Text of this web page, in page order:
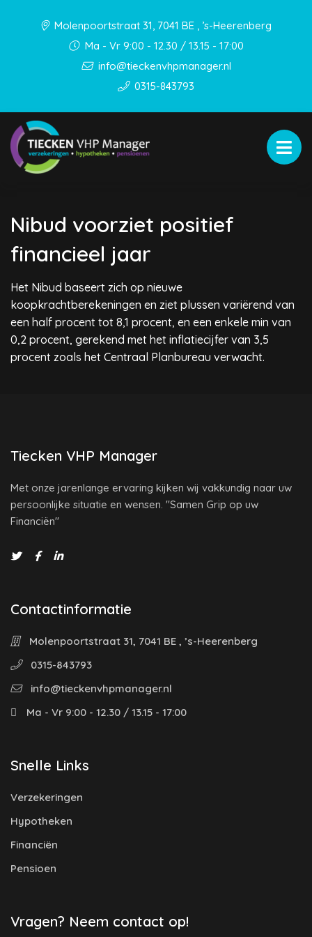
Molenpoortstraat 31, 7041 BE , ’s-Heerenberg
Ma - Vr 9:00 - 12.30 / 13.15 - 17:00
info@tieckenvhpmanager.nl
0315-843793
Nibud voorziet positief
financieel jaar
Het Nibud baseert zich op nieuwe
koopkrachtberekeningen en ziet plussen variërend van
een half procent tot 8,1 procent, en een enkele min van
0,2 procent, gerekend met het inflatiecijfer van 3,5
procent zoals het Centraal Planbureau verwacht.
Tiecken VHP Manager
Met onze jarenlange ervaring kijken wij vakkundig naar uw
persoonlijke situatie en wensen. "Samen Grip op uw
Financiën"
Contactinformatie
Molenpoortstraat 31, 7041 BE , ’s-Heerenberg
0315-843793
info@tieckenvhpmanager.nl
Ma - Vr 9:00 - 12.30 / 13.15 - 17:00
Snelle Links
Verzekeringen
Hypotheken
Financiën
Pensioen
Vragen? Neem contact op!